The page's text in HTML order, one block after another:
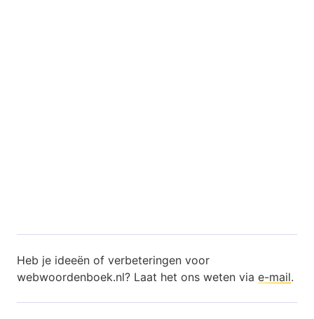
Heb je ideeën of verbeteringen voor
webwoordenboek.nl? Laat het ons weten via e-mail.